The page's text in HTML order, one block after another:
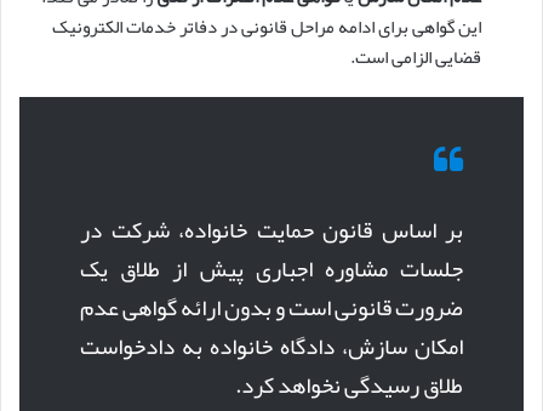
این گواهی برای ادامه مراحل قانونی در دفاتر خدمات الکترونیک
قضایی الزامی است.
بر اساس قانون حمایت خانواده، شرکت در
جلسات مشاوره اجباری پیش از طلاق یک
ضرورت قانونی است و بدون ارائه گواهی عدم
امکان سازش، دادگاه خانواده به دادخواست
طلاق رسیدگی نخواهد کرد.